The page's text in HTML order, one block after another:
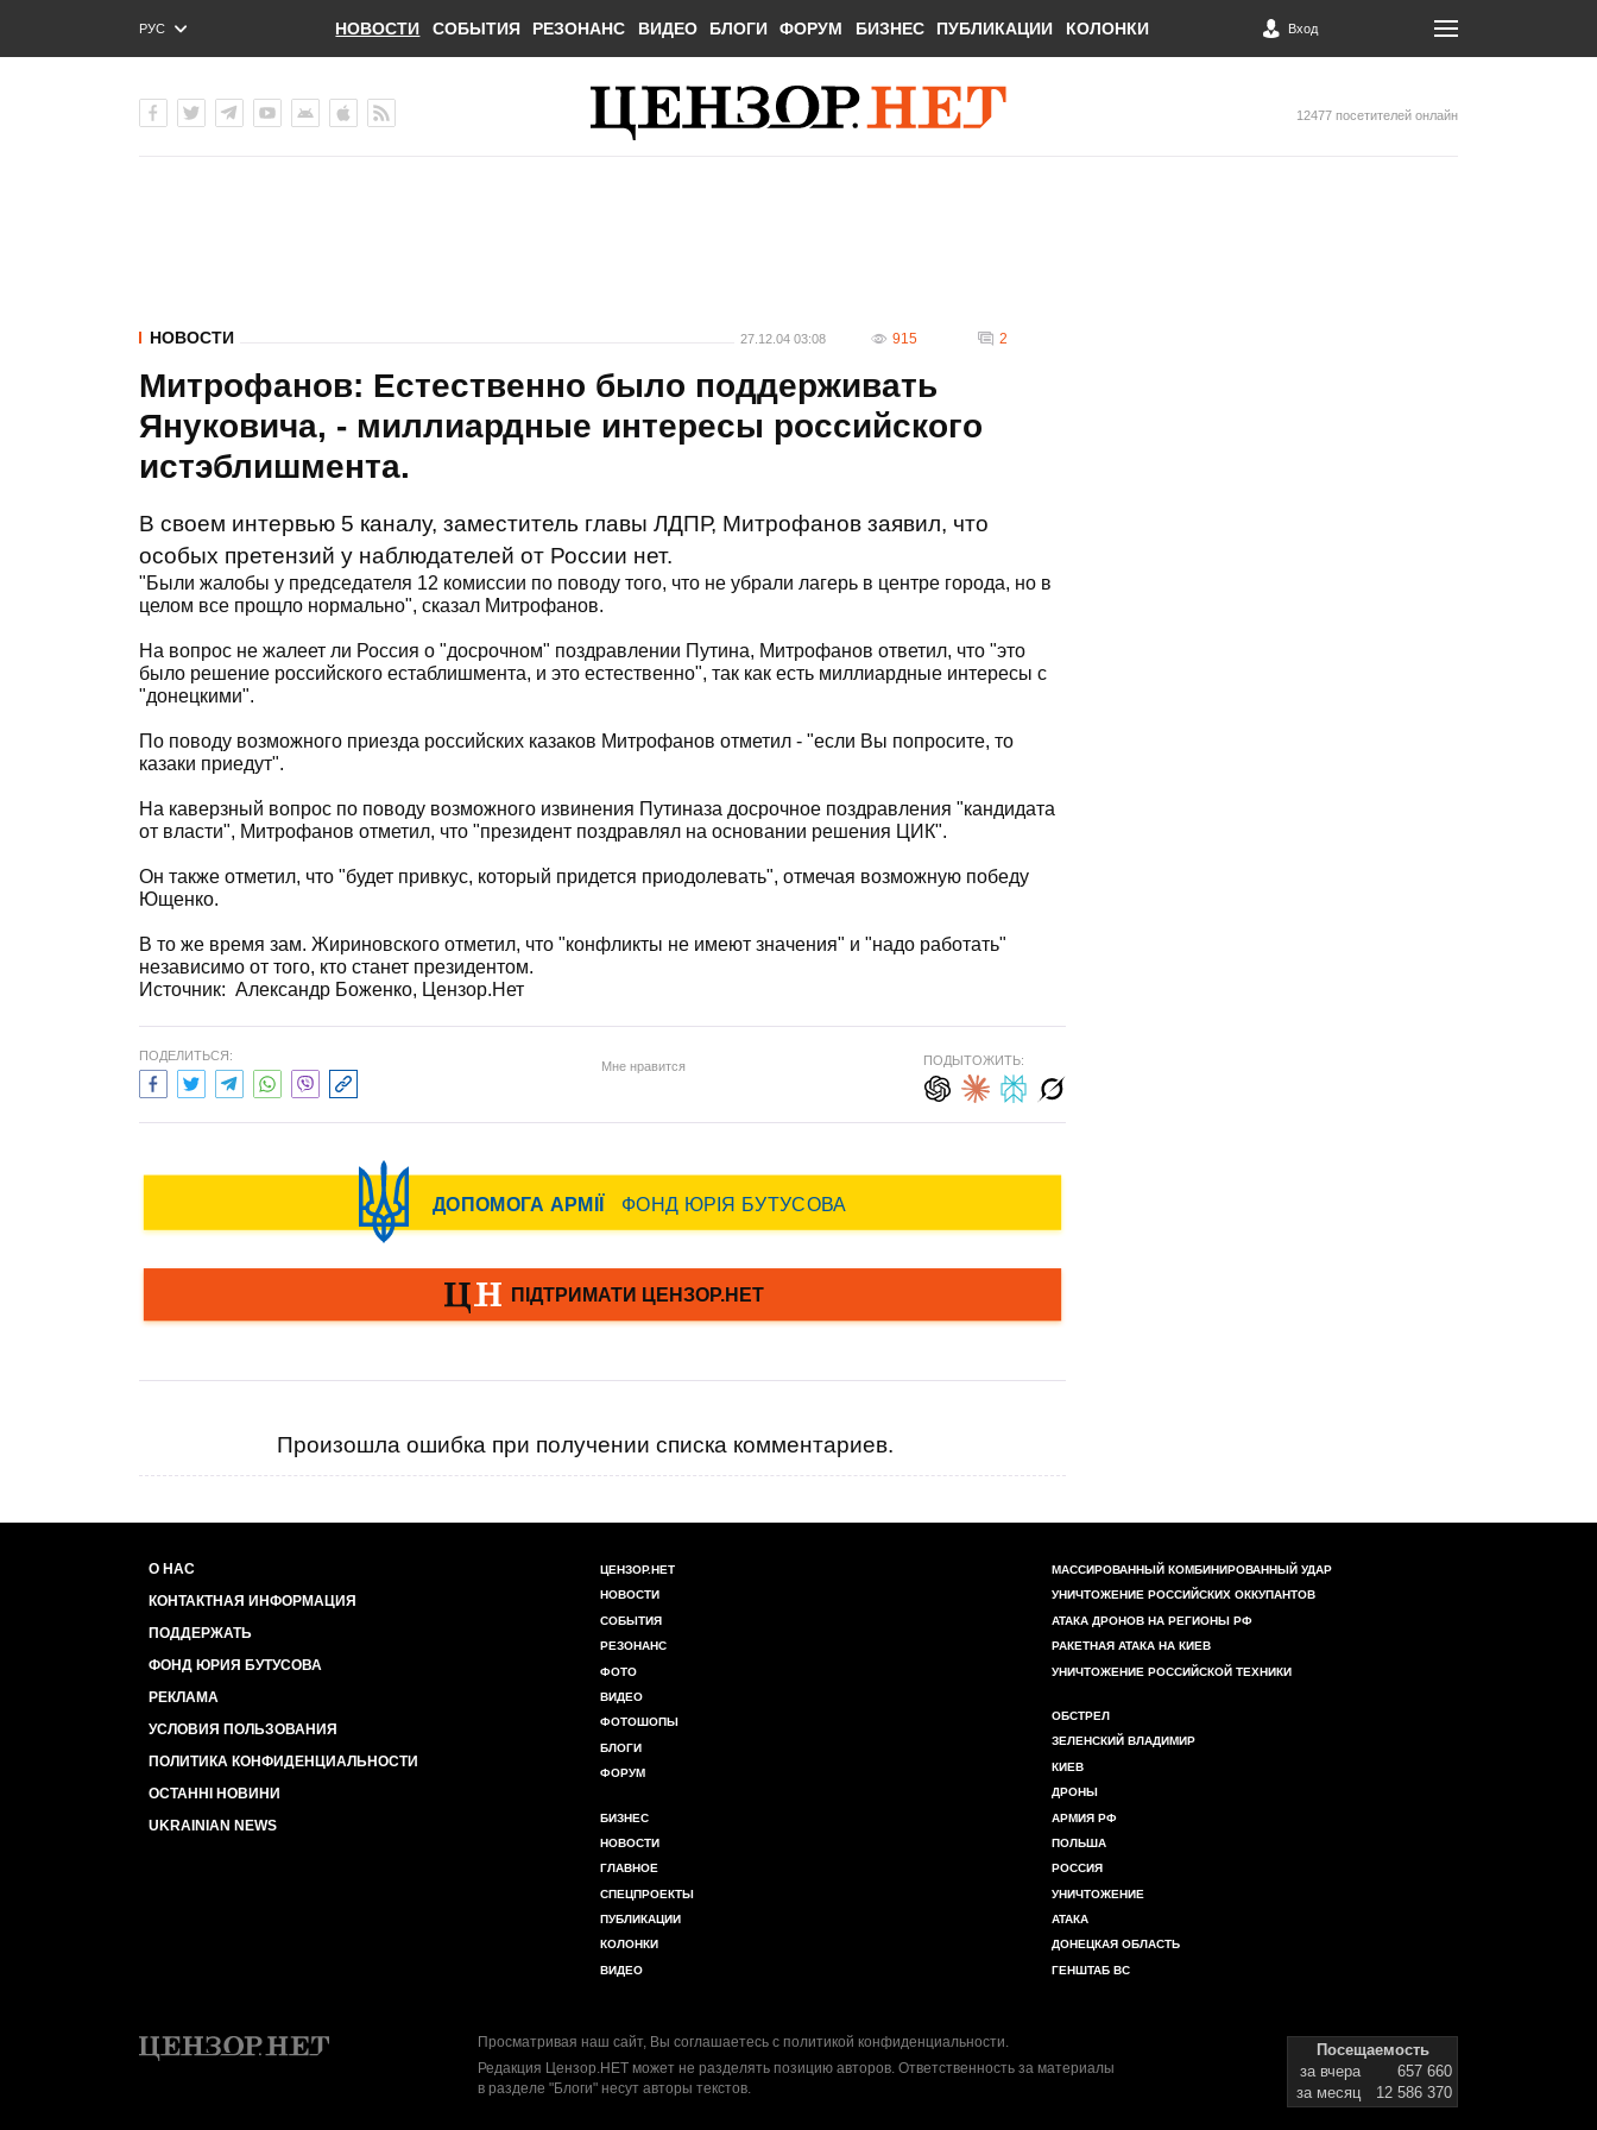
РУС
ENG
НОВОСТИ СОБЫТИЯ РЕЗОНАНС ВИДЕО БЛОГИ ФОРУМ БИЗНЕС ПУБЛИКАЦИИ КОЛОНКИ Вход
12477 посетителей онлайн
НОВОСТИ 27.12.04 03:08 915 2
Митрофанов: Естественно было поддерживать
Януковича, - миллиардные интересы российского
истэблишмента.
В своем интервью 5 каналу, заместитель главы ЛДПР, Митрофанов заявил, что
особых претензий у наблюдателей от России нет.
"Были жалобы у председателя 12 комиссии по поводу того, что не убрали лагерь в центре города, но в
целом все прощло нормально", сказал Митрофанов.
На вопрос не жалеет ли Россия о "досрочном" поздравлении Путина, Митрофанов ответил, что "это
было решение российского естаблишмента, и это естественно", так как есть миллиардные интересы с
"донецкими".
По поводу возможного приезда российских казаков Митрофанов отметил - "если Вы попросите, то
казаки приедут".
На каверзный вопрос по поводу возможного извинения Путиназа досрочное поздравления "кандидата
от власти", Митрофанов отметил, что "президент поздравлял на основании решения ЦИК".
Он также отметил, что "будет привкус, который придется приодолевать", отмечая возможную победу
Ющенко.
В то же время зам. Жириновского отметил, что "конфликты не имеют значения" и "надо работать"
независимо от того, кто станет президентом.
Источник: Александр Боженко, Цензор.Нет
ПОДЕЛИТЬСЯ:
Мне нравится ПОДЫТОЖИТЬ:
Произошла ошибка при получении списка комментариев.
О НАС
КОНТАКТНАЯ ИНФОРМАЦИЯ
ПОДДЕРЖАТЬ
ФОНД ЮРИЯ БУТУСОВА
РЕКЛАМА
УСЛОВИЯ ПОЛЬЗОВАНИЯ
ПОЛИТИКА КОНФИДЕНЦИАЛЬНОСТИ
ОСТАННІ НОВИНИ
UKRAINIAN NEWS
ЦЕНЗОР.НЕТ
НОВОСТИ
СОБЫТИЯ
РЕЗОНАНС
ФОТО
ВИДЕО
ФОТОШОПЫ
БЛОГИ
ФОРУМ
БИЗНЕС
НОВОСТИ
ГЛАВНОЕ
СПЕЦПРОЕКТЫ
ПУБЛИКАЦИИ
КОЛОНКИ
ВИДЕО
МАССИРОВАННЫЙ КОМБИНИРОВАННЫЙ УДАР
УНИЧТОЖЕНИЕ РОССИЙСКИХ ОККУПАНТОВ
АТАКА ДРОНОВ НА РЕГИОНЫ РФ
РАКЕТНАЯ АТАКА НА КИЕВ
УНИЧТОЖЕНИЕ РОССИЙСКОЙ ТЕХНИКИ
ОБСТРЕЛ
ЗЕЛЕНСКИЙ ВЛАДИМИР
КИЕВ
ДРОНЫ
АРМИЯ РФ
ПОЛЬША
РОССИЯ
УНИЧТОЖЕНИЕ
АТАКА
ДОНЕЦКАЯ ОБЛАСТЬ
ГЕНШТАБ ВС
Просматривая наш сайт, Вы соглашаетесь с политикой конфиденциальности.
Редакция Цензор.НЕТ может не разделять позицию авторов. Ответственность за материалы
в разделе "Блоги" несут авторы текстов.
Посещаемость
за вчера
657 660
за месяц
12 586 370